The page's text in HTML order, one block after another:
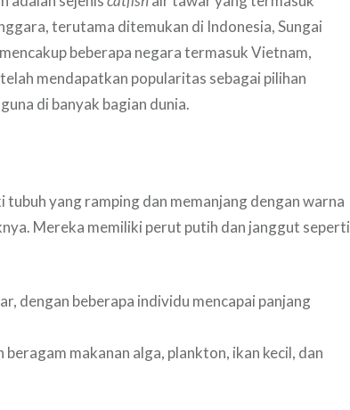
terutama ditemukan di Indonesia, Sungai
beberapa negara termasuk Vietnam,
mendapatkan popularitas sebagai pilihan
di banyak bagian dunia.
tubuh yang ramping dan memanjang dengan warna
Mereka memiliki perut putih dan janggut seperti
dengan beberapa individu mencapai panjang
makanan alga, plankton, ikan kecil, dan